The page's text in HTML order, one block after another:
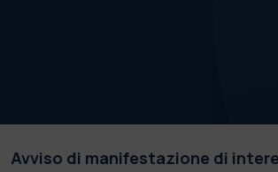
Avviso di manifestazione di